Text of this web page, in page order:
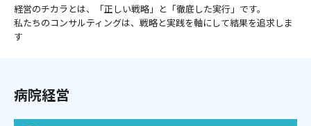
経営のチカラとは、「正しい戦略」と「徹底した実行」です。
私たちのコンサルティングは、戦略と実践を軸にして結果を追求しま
す
病院経営